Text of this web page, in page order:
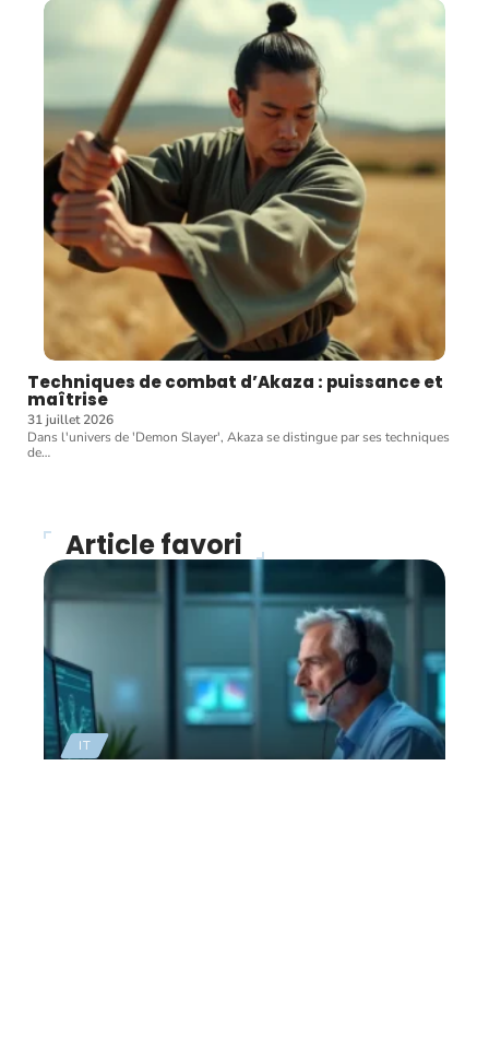
Techniques de combat d’Akaza : puissance et
maîtrise
31 juillet 2026
Dans l'univers de 'Demon Slayer', Akaza se distingue par ses techniques
de…
Article favori
IT